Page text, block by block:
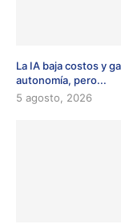
La IA baja costos y
autonomía, pero...
5 agosto, 2026